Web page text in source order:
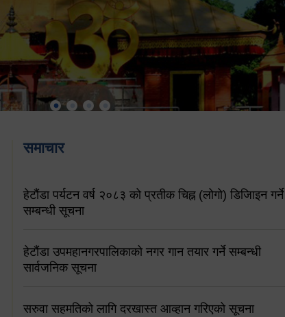
समाचार
हेटौंडा पर्यटन वर्ष २०८३ को प्रतीक चिह्न (लोगो) डिजिाइन गर्ने
सम्बन्धी सूचना
हेटौंडा उपमहानगरपालिकाको नगर गान तयार गर्ने सम्बन्धी
सार्वजनिक सूचना
सरुवा सहमतिको लागि दरखास्त आव्हान गरिएको सूचना